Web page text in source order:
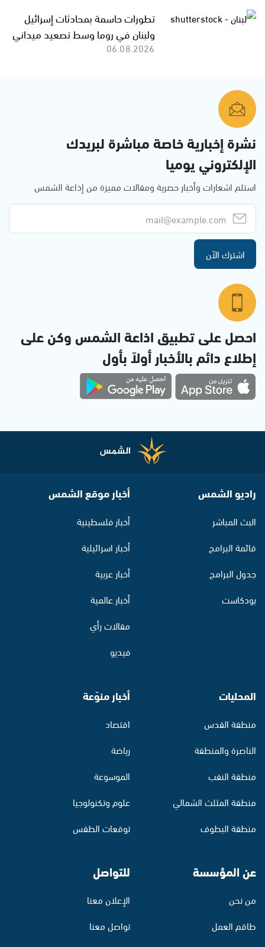
تطورات حاسمة بمحادثات إسرائيل
ولبنان في روما وسط تصعيد ميداني
06.08.2026
نشرة إخبارية خاصة مباشرة لبريدك
الإلكتروني يوميا
استلم اشعارات وأخبار حصرية ومقالات مميزة من إذاعة الشمس
اشترك الآن
احصل على تطبيق اذاعة الشمس وكن على
إطلاع دائم بالأخبار أولاً بأول
راديو الشمس
البث المباشر
قائمة البرامج
جدول البرامج
بودكاست
أخبار موقع الشمس
أخبار فلسطينية
أخبار اسرائيلية
أخبار عربية
أخبار عالمية
مقالات رأي
فيديو
المحليات
منطقة القدس
الناصرة والمنطقة
منطقة النقب
منطقة المثلث الشمالي
منطقة البطوف
أخبار منوّعة
اقتصاد
رياضة
الموسوعة
علوم وتكنولوجيا
توقعات الطقس
عن المؤسسة
من نحن
طاقم العمل
للتواصل
الإعلان معنا
تواصل معنا